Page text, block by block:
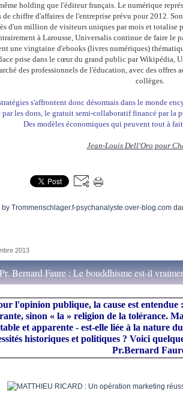
holding que l'éditeur français. Le numérique
de chiffre d'affaires de l'entreprise prévu pour 2012.
d'un million de visiteurs uniques par mois et totalise
à Larousse, Universalis continue de faire le
une vingtaine d'ebooks (livres numériques)
prise dans le cœur du grand public par Wikipédia,
des professionnels de l'éducation, avec des offres
collèges.
s'affrontent donc désormais dans le monde
par les dons, le gratuit semi-collaboratif financé par
Des modèles économiques qui peuvent tout à
Jean-Louis Dell'Oro pour
by Trommenschlager.f-psychanalyste.over-blog.com
2013
Bernard Faure : Le bouddhisme est-il
l'opinion publique, la cause est entendue
sinon « la » religion de la tolérance.
et apparente - est-elle liée à la nature
historiques et politiques ? Voici
Pr.Bernard